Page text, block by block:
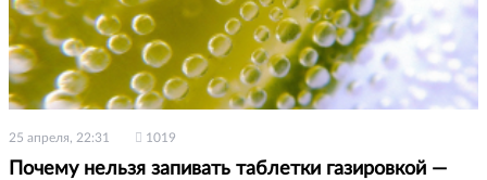
25 апреля, 22:31 1019
Почему нельзя запивать таблетки газировкой —